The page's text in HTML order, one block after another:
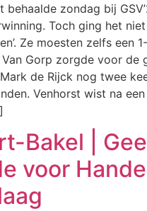
behaalde zondag bij
Toch ging het
Ze moesten zelfs een
Gorp zorgde voor de
de Rijck nog twee
Venhorst wist na
Bakel |
voor